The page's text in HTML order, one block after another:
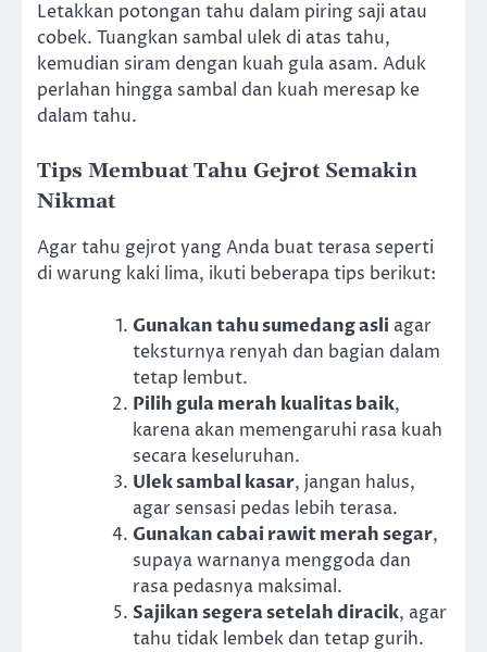
Letakkan potongan tahu dalam piring saji atau
cobek. Tuangkan sambal ulek di atas tahu,
kemudian siram dengan kuah gula asam. Aduk
perlahan hingga sambal dan kuah meresap ke
dalam tahu.
Tips Membuat Tahu Gejrot Semakin
Nikmat
Agar tahu gejrot yang Anda buat terasa seperti
di warung kaki lima, ikuti beberapa tips berikut:
Gunakan tahu sumedang asli agar
teksturnya renyah dan bagian dalam
tetap lembut.
Pilih gula merah kualitas baik,
karena akan memengaruhi rasa kuah
secara keseluruhan.
Ulek sambal kasar, jangan halus,
agar sensasi pedas lebih terasa.
Gunakan cabai rawit merah segar,
supaya warnanya menggoda dan
rasa pedasnya maksimal.
Sajikan segera setelah diracik, agar
tahu tidak lembek dan tetap gurih.